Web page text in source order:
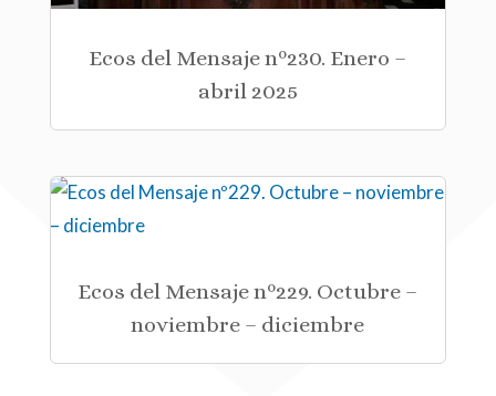
Ecos del Mensaje nº230. Enero –
abril 2025
Ecos del Mensaje nº229. Octubre –
noviembre – diciembre